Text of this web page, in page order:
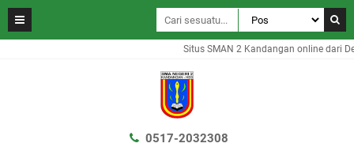
Situs SMAN 2 Kandangan online dari
0517-2032308